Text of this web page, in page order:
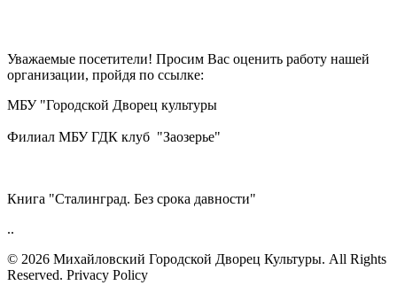
Уважаемые посетители! Просим Вас оценить работу нашей
организации, пройдя по ссылке:
МБУ "Городской Дворец культуры
Филиал МБУ ГДК клуб "Заозерье"
Книга "Сталинград. Без срока давности"
..
© 2026 Михайловский Городской Дворец Культуры. All Rights
Reserved. Privacy Policy